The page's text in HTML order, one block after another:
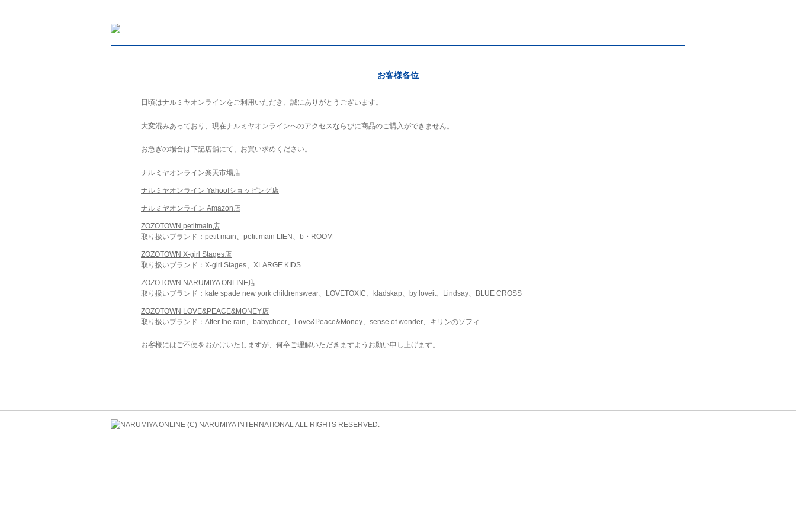
お客様各位
日頃はナルミヤオンラインをご利用いただき、誠にありがとうございます。
大変混みあっており、現在ナルミヤオンラインへのアクセスならびに商品のご購入ができません。
お急ぎの場合は下記店舗にて、お買い求めください。
ナルミヤオンライン楽天市場店
ナルミヤオンライン Yahoo!ショッピング店
ナルミヤオンライン Amazon店
ZOZOTOWN petitmain店
取り扱いブランド：petit main、petit main LIEN、b・ROOM
ZOZOTOWN X-girl Stages店
取り扱いブランド：X-girl Stages、XLARGE KIDS
ZOZOTOWN NARUMIYA ONLINE店
取り扱いブランド：kate spade new york childrenswear、LOVETOXIC、kladskap、by loveit、Lindsay、BLUE CROSS
ZOZOTOWN LOVE&PEACE&MONEY店
取り扱いブランド：After the rain、babycheer、Love&Peace&Money、sense of wonder、キリンのソフィ
お客様にはご不便をおかけいたしますが、何卒ご理解いただきますようお願い申し上げます。